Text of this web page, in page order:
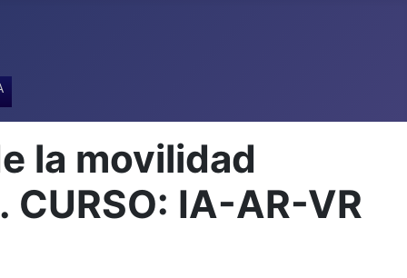
la movilidad
IA-AR-VR